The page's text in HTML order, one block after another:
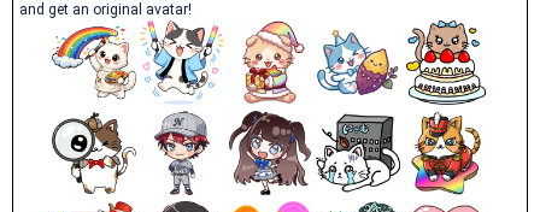
and get an original avatar!